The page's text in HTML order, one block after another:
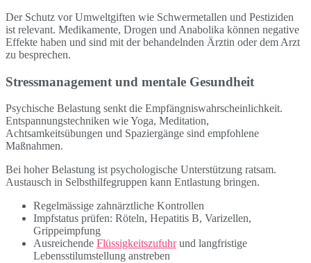
Der Schutz vor Umweltgiften wie Schwermetallen und Pestiziden
ist relevant. Medikamente, Drogen und Anabolika können negative
Effekte haben und sind mit der behandelnden Ärztin oder dem Arzt
zu besprechen.
Stressmanagement und mentale Gesundheit
Psychische Belastung senkt die Empfängniswahrscheinlichkeit.
Entspannungstechniken wie Yoga, Meditation,
Achtsamkeitsübungen und Spaziergänge sind empfohlene
Maßnahmen.
Bei hoher Belastung ist psychologische Unterstützung ratsam.
Austausch in Selbsthilfegruppen kann Entlastung bringen.
Regelmässige zahnärztliche Kontrollen
Impfstatus prüfen: Röteln, Hepatitis B, Varizellen,
Grippeimpfung
Ausreichende Flüssigkeitszufuhrund langfristige
Lebensstilumstellung anstreben